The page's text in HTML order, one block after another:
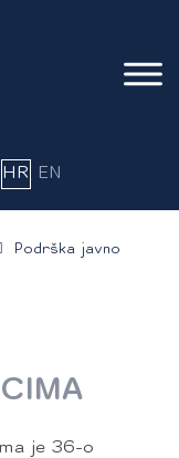
HR EN
Podrška javno
je 36-o